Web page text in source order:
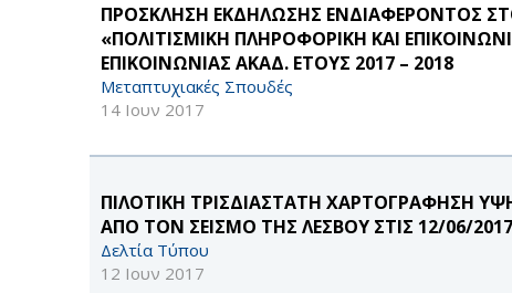
ΠΡΟΣΚΛΗΣΗ ΕΚΔΗΛΩΣΗΣ ΕΝΔΙΑΦΕΡΟΝΤΟΣ
«ΠΟΛΙΤΙΣΜΙΚΗ ΠΛΗΡΟΦΟΡΙΚΗ ΚΑΙ
ΕΠΙΚΟΙΝΩΝΙΑΣ ΑΚΑΔ. ΕΤΟΥΣ 2017 – 2018
Μεταπτυχιακές Σπουδές
14 Ιουν 2017
ΠΙΛΟΤΙΚΗ ΤΡΙΣΔΙΑΣΤΑΤΗ ΧΑΡΤΟΓΡΑΦΗΣΗ
ΑΠΟ ΤΟΝ ΣΕΙΣΜΟ ΤΗΣ ΛΕΣΒΟΥ ΣΤΙΣ 12/06/2017
Δελτία Τύπου
12 Ιουν 2017